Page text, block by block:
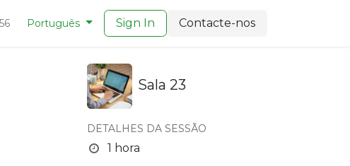
Português Sign In Contacte-nos
Sala 23
DETALHES DA SESSÃO
1 hora